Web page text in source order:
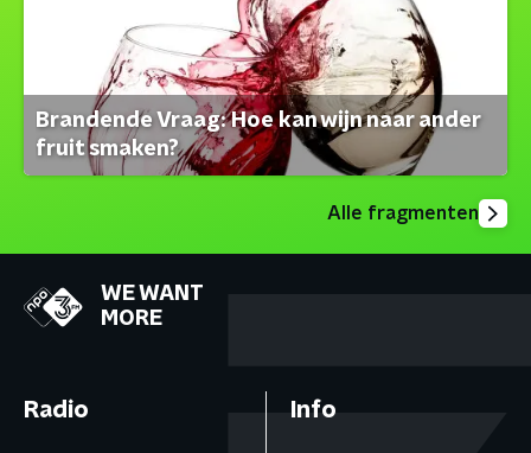
Brandende Vraag: Hoe kan wijn naar ander
fruit smaken?
Alle fragmenten
WE WANT
MORE
Radio Info